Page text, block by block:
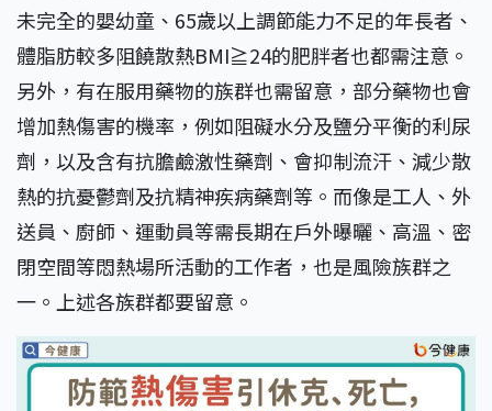
未完全的嬰幼童、65歲以上調節能力不足的年長者、
體脂肪較多阻饒散熱BMI≧24的肥胖者也都需注意。
另外，有在服用藥物的族群也需留意，部分藥物也會
增加熱傷害的機率，例如阻礙水分及鹽分平衡的利尿
劑，以及含有抗膽鹼激性藥劑、會抑制流汗、減少散
熱的抗憂鬱劑及抗精神疾病藥劑等。而像是工人、外
送員、廚師、運動員等需長期在戶外曝曬、高溫、密
閉空間等悶熱場所活動的工作者，也是風險族群之
一。上述各族群都要留意。